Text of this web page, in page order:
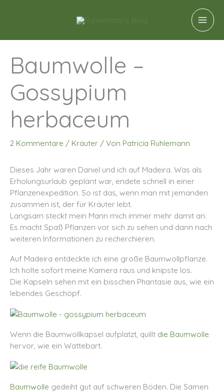
Baumwolle –
Gossypium
herbaceum
2 Kommentare / Kräuter / Von Patricia Rühlemann
Dieses Jahr waren Daniel und ich auf Madeira. Was als
Erholungsurlaub geplant war, endete schnell in einer
Pflanzenexpedition. So ist das, wenn man mit jemanden
zusammen ist, der für Kräuter lebt.
Langsam steckt mein Mann mich immer mehr damit an.
Es macht Spaß Pflanzen vor sich zu sehen und dann nach
weiteren Informationen zu recherchieren.
Auf Madeira entdeckte ich eine große Baumwollpflanze.
Ich holte sofort meine Kamera raus und knipste los.
Die Kapseln sehen mit ein bisschen Phantasie aus, wie ein
lebendes Geschöpf.
Wenn die Baumwollkapsel aufplatzt, quillt die Baumwolle
hervor, wie ein Wattebart.
Baumwolle gedeiht gut auf schweren Böden. Die Samen
c
v